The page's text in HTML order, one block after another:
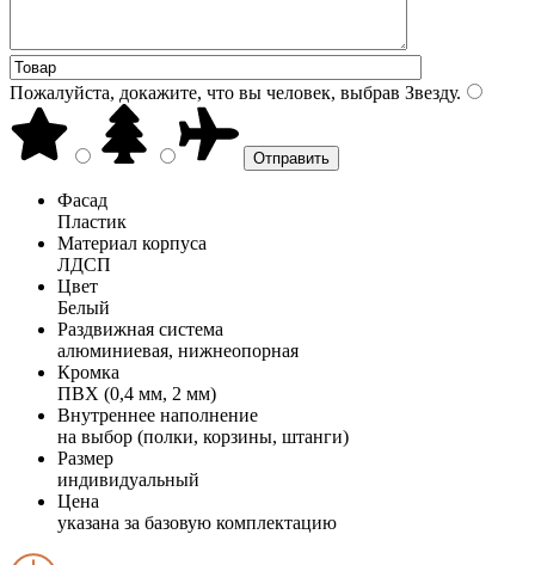
Пожалуйста, докажите, что вы человек, выбрав Звезду.
Фасад
Пластик
Материал корпуса
ЛДСП
Цвет
Белый
Раздвижная система
алюминиевая, нижнеопорная
Кромка
ПВХ (0,4 мм, 2 мм)
Внутреннее наполнение
на выбор (полки, корзины, штанги)
Размер
индивидуальный
Цена
указана за базовую комплектацию